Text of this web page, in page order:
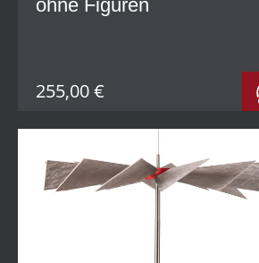
ohne Figuren
255,00 €